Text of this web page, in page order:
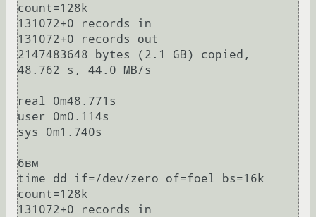
count=128k
131072+0 records in
131072+0 records out
2147483648 bytes (2.1 GB) copied,
48.762 s, 44.0 MB/s
real 0m48.771s
user 0m0.114s
sys 0m1.740s
6вм
time dd if=/dev/zero of=foel bs=16k
count=128k
131072+0 records in